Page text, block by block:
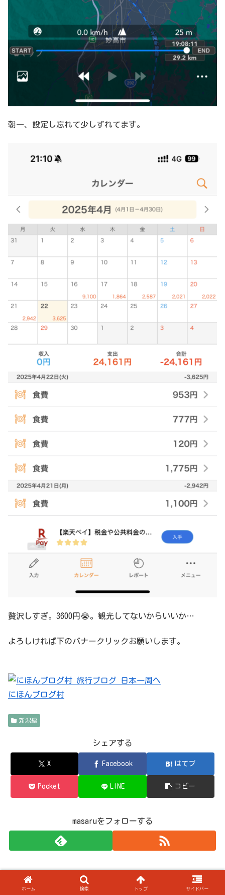
朝一、設定し忘れて少しずれてます。
贅沢しすぎ。3600円😭。観光してないからいいか…
よろしければ下のバナークリックお願いします。
にほんブログ村
新潟編
シェアする
X Facebook はてブ
Pocket LINE コピー
masaruをフォローする
スポンサーリンク
ホーム 検索 トップ サイドバー